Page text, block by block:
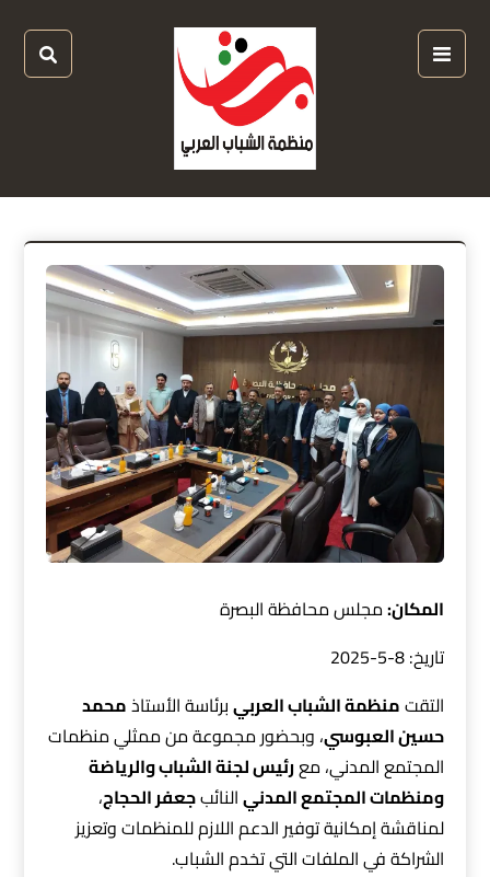
المكان:مجلس محافظة البصرة
تاريخ: 8-5-2025
التقتمنظمة الشباب العربيبرئاسة الأستاذمحمد
حسين العبوسي، وبحضور مجموعة من ممثلي منظمات
المجتمع المدني، معرئيس لجنة الشباب والرياضة
ومنظمات المجتمع المدنيالنائبجعفر الحجاج،
لمناقشة إمكانية توفير الدعم اللازم للمنظمات وتعزيز
الشراكة في الملفات التي تخدم الشباب.